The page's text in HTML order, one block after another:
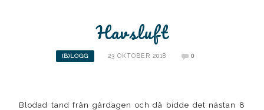
Havsluft
(B)LOGG 23 OKTOBER 2018 0
Blodad tand från gårdagen och då bidde det nästan 8